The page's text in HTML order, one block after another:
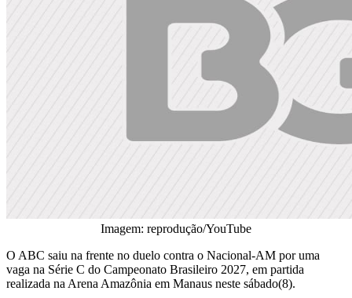
Imagem: reprodução/YouTube
O ABC saiu na frente no duelo contra o Nacional-AM por uma
vaga na Série C do Campeonato Brasileiro 2027, em partida
realizada na Arena Amazônia em Manaus neste sábado(8).